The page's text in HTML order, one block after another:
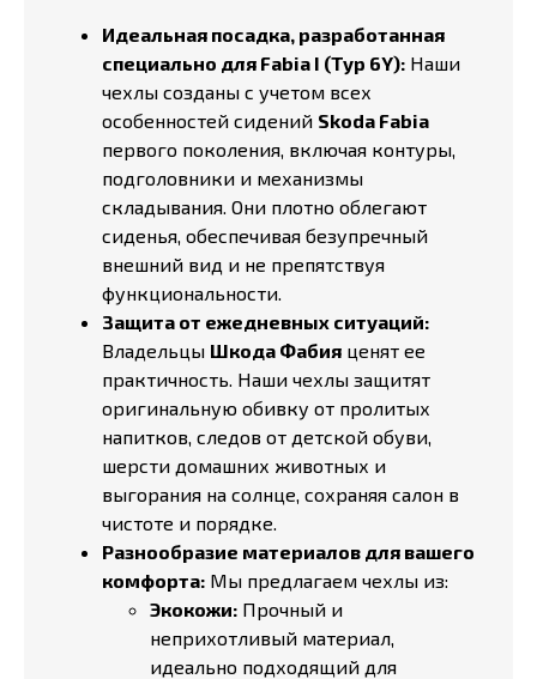
Идеальная посадка, разработанная
специально для Fabia I (Typ 6Y): Наши
чехлы созданы с учетом всех
особенностей сидений Skoda Fabia
первого поколения, включая контуры,
подголовники и механизмы
складывания. Они плотно облегают
сиденья, обеспечивая безупречный
внешний вид и не препятствуя
функциональности.
Защита от ежедневных ситуаций:
Владельцы Шкода Фабия ценят ее
практичность. Наши чехлы защитят
оригинальную обивку от пролитых
напитков, следов от детской обуви,
шерсти домашних животных и
выгорания на солнце, сохраняя салон в
чистоте и порядке.
Разнообразие материалов для вашего
комфорта: Мы предлагаем чехлы из:
Экокожи: Прочный и
неприхотливый материал,
идеально подходящий для